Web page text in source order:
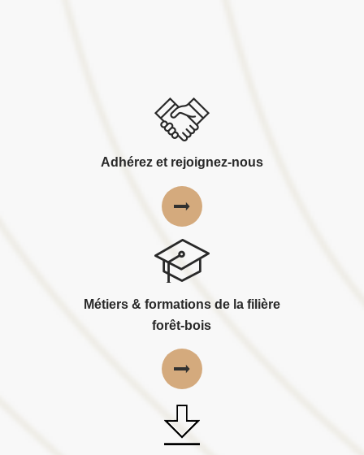
Adhérez et rejoignez-nous
Métiers & formations de la filière
forêt-bois